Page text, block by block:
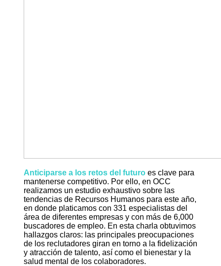
Anticiparse a los retos del futuro es clave para
mantenerse competitivo. Por ello, en OCC
realizamos un estudio exhaustivo sobre las
tendencias de Recursos Humanos para este año,
en donde platicamos con 331 especialistas del
área de diferentes empresas y con más de 6,000
buscadores de empleo. En esta charla obtuvimos
hallazgos claros: las principales preocupaciones
de los reclutadores giran en torno a la fidelización
y atracción de talento, así como el bienestar y la
salud mental de los colaboradores.